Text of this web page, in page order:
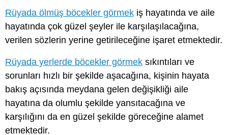
Rüyada ölmüş böcekler görmek iş hayatında ve aile
hayatında çok güzel şeyler ile karşılaşılacağına,
verilen sözlerin yerine getirileceğine işaret etmektedir.
Rüyada yerlerde böcekler görmek sıkıntıları ve
sorunları hızlı bir şekilde aşacağına, kişinin hayata
bakış açısında meydana gelen değişikliği aile
hayatına da olumlu şekilde yansıtacağına ve
karşılığını da en güzel şekilde göreceğine alamet
etmektedir.